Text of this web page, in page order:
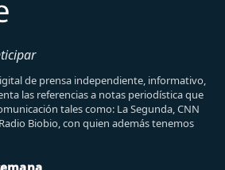
de prensa independiente, informativo,
las referencias a notas periodística que
tales como: La Segunda, CNN
Biobio, con quien además tenemos